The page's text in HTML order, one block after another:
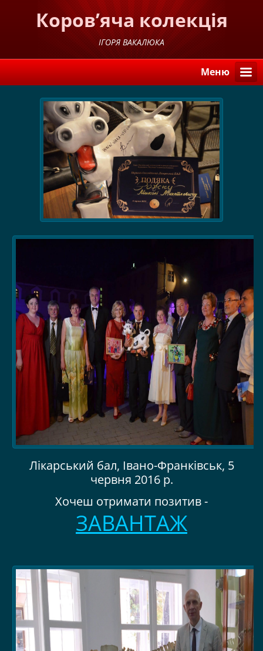
Коров’яча колекція
ІГОРЯ ВАКАЛЮКА
Меню
Лікарський бал, Івано-Франківськ, 5
червня 2016 р.
Хочеш отримати позитив -
ЗАВАНТАЖ